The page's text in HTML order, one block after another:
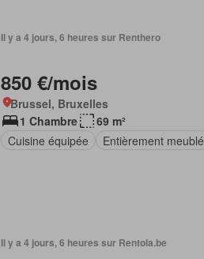
Il y a 4 jours, 6 heures sur Renthero
850 €/mois
Brussel, Bruxelles
1 Chambre
69 m²
Cuisine équipée
Entièrement meublé
Il y a 4 jours, 6 heures sur Rentola.be